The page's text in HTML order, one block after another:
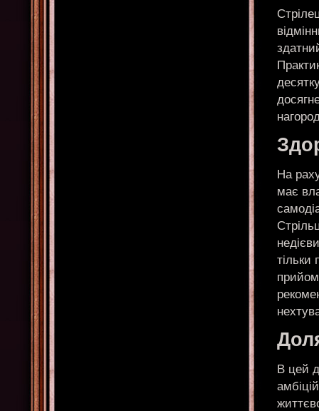
На
має
тільки
В цей